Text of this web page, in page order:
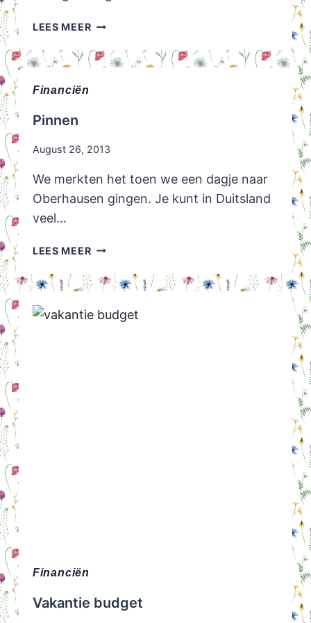
LEES MEERPERCENTAGE
DAT
Financiën
Pinnen
August 26, 2013
We merkten het toen we een dagje naar
Oberhausen gingen. Je kunt in Duitsland
veel…
LEES MEERPINNEN
Financiën
Vakantie budget